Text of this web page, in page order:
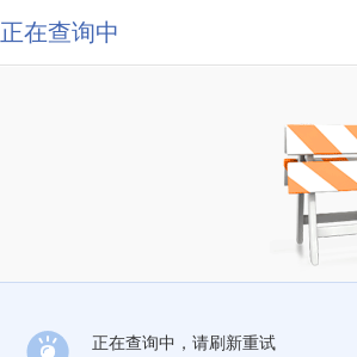
正在查询中
正在查询中，请刷新重试